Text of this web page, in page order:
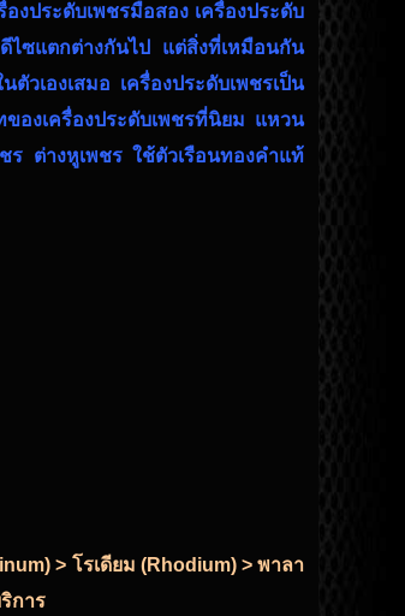
องประดับเพชรมือสอง เครื่องประดับ
ซแตกต่างกันไป แต่สิ่งที่เหมือนกัน
วเองเสมอ เครื่องประดับเพชรเป็น
องเครื่องประดับเพชรที่นิยม แหวน
ร ต่างหูเพชร ใช้ตัวเรือนทองคำแท้
> โรเดียม (Rhodium) > พาลา
การ